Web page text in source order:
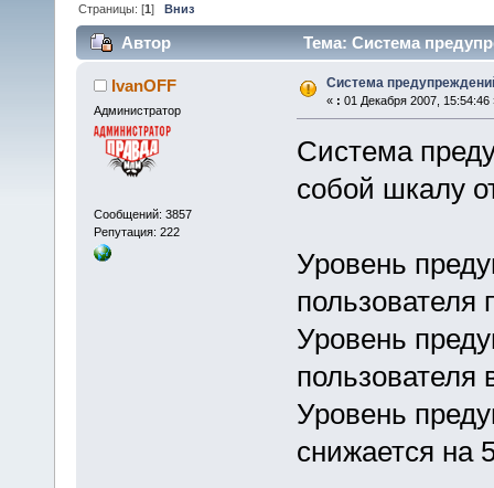
Страницы: [1]Вниз
Автор Тема: Система
IvanOFF
Администратор
Сообщений: 3857
Репутация: 222
Система
« : 01 Декабря 2007, 15:54:46
Система
собой шкалу
Уровень
Уровень
пользователя
Уровень
снижается на